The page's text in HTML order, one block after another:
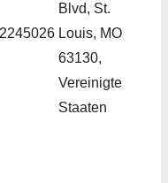
Blvd, St.
Louis, MO
63130,
Vereinigte
Staaten